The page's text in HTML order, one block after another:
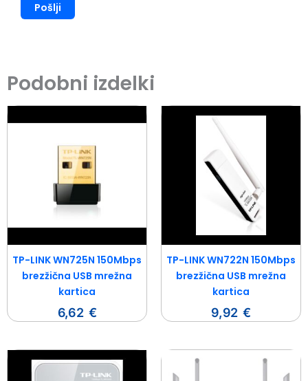
Podobni izdelki
TP-LINK WN725N 150Mbps
brezžična USB mrežna
kartica
6,62 €
TP-LINK WN722N 150Mbps
brezžična USB mrežna
kartica
9,92 €